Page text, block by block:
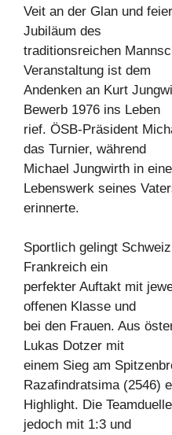
Veit an der Glan und
Jubiläum des
traditionsreichen
Veranstaltung ist dem
Andenken an Kurt
Bewerb 1976 ins Leben
rief. ÖSB-Präsident
das Turnier, während
Michael Jungwirth in
Lebenswerk seines
erinnerte.
Sportlich gelingt
Frankreich ein
perfekter Auftakt mit
offenen Klasse und
bei den Frauen. Aus
Lukas Dotzer mit
einem Sieg am
Razafindratsima (2546)
Highlight. Die
jedoch mit 1:3 und